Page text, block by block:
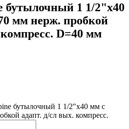
1 1/2"х40
мм нерж. пробкой
D=40 мм
бутылочный 1 1/2"х40 мм с
адапт. д/сл вых. компресс.